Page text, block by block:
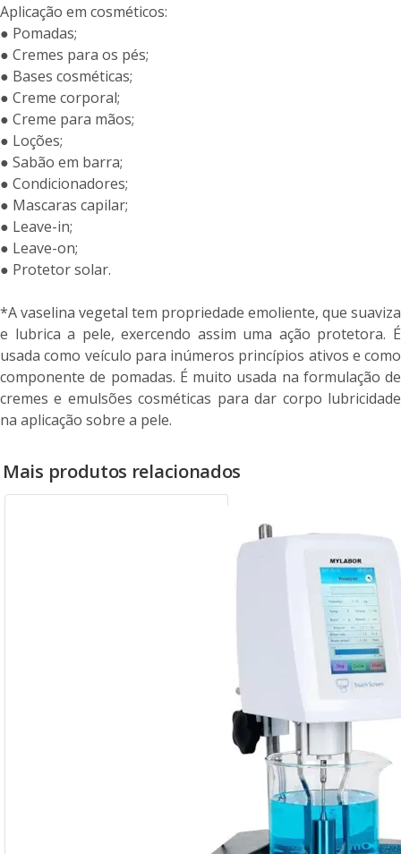
Aplicação em cosméticos:
● Pomadas;
● Cremes para os pés;
● Bases cosméticas;
● Creme corporal;
● Creme para mãos;
● Loções;
● Sabão em barra;
● Condicionadores;
● Mascaras capilar;
● Leave-in;
● Leave-on;
● Protetor solar.
*A vaselina vegetal tem propriedade emoliente, que suaviza
e lubrica a pele, exercendo assim uma ação protetora. É
usada como veículo para inúmeros princípios ativos e como
componente de pomadas. É muito usada na formulação de
cremes e emulsões cosméticas para dar corpo lubricidade
na aplicação sobre a pele.
Mais produtos relacionados